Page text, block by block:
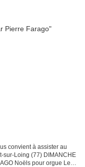
convient à assister au
sur-Loing (77) DIMANCHE
Noëls pour orgue Les